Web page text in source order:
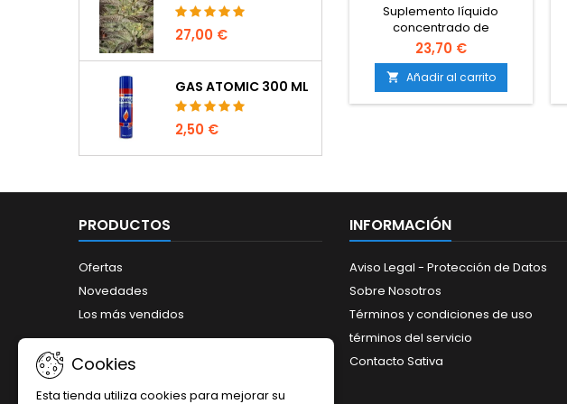
27,00 €
GAS ATOMIC 300 ML
2,50 €
Suplemento líquido
concentrado de
nitrógeno.Corrige y
previene deficiencias de
este
macronutriente.Estimula un
crecimiento rápido y
cultivo.
23,70 €
 Añadir al carrito
PRODUCTOS
Ofertas
Novedades
Los más vendidos
INFORMACIÓN
Aviso Legal - Protección de Datos
Sobre Nosotros
Términos y condiciones de uso
términos del servicio
Contacto Sativa
Cookies
Esta tienda utiliza cookies para mejorar su